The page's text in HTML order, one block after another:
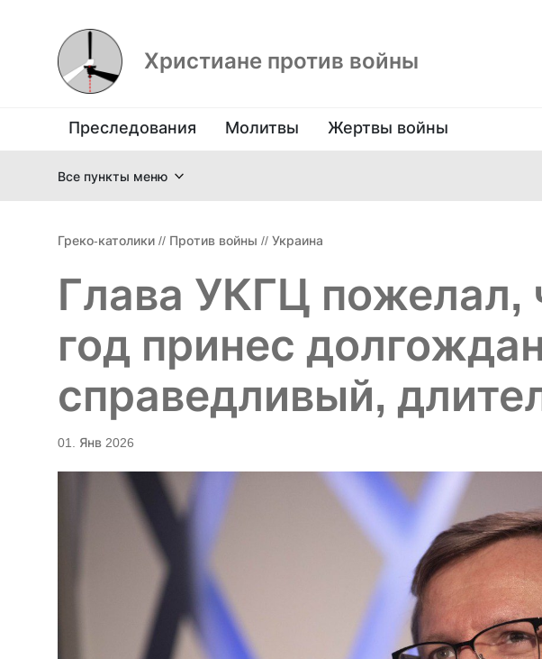
Христиане против войны
Преследования Молитвы Жертвы войны
Все пункты меню
Греко-католики // Против войны // Украина
Глава УКГЦ пожелал,
год принес
справедливый,
01. Янв 2026